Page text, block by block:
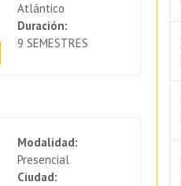
Atlántico
Duración:
9 SEMESTRES
Modalidad:
Presencial
Ciudad: